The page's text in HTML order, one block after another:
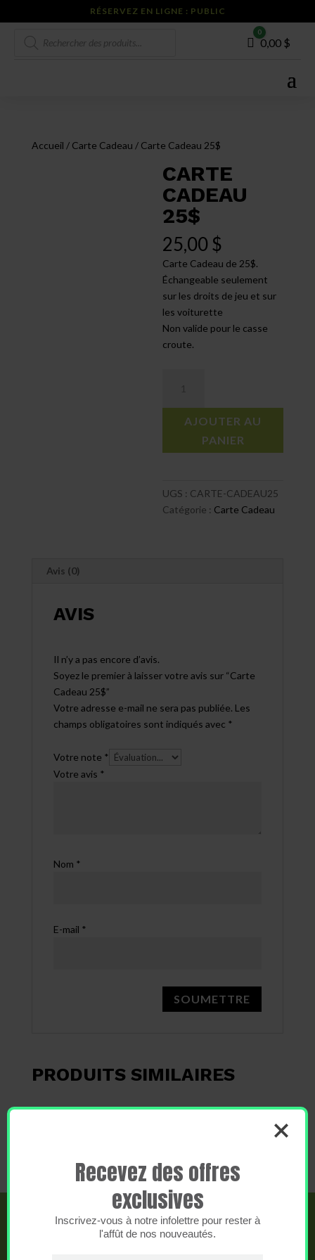
RÉSERVEZ EN LIGNE : PUBLIC
Panier
0
0,00 $
Accueil / Carte Cadeau / Carte Cadeau 25$
CARTE
CADEAU
25$
25,00 $
Carte Cadeau de 25$.
Échangeable seulement
sur les droits de jeu et sur
les voiturette
Non valide pour le casse
croute.
Carte
CadeauAJOUTER AU
PANIER
UGS : CARTE-CADEAU25
Catégorie : Carte Cadeau
Avis (0)
AVIS
Il n’y a pas encore d’avis.
Soyez le premier à laisser votre avis sur “Carte
Cadeau 25$”
Votre adresse e-mail ne sera pas publiée. Les
champs obligatoires sont indiqués avec *
Votre note *
Votre avis *
Nom *
E-mail *
PRODUITS SIMILAIRES
SOYEZ LES PREMIERS
Recevez des offres
exclusives
Inscrivez-vous à notre infolettre pour rester à
l'affût de nos nouveautés.